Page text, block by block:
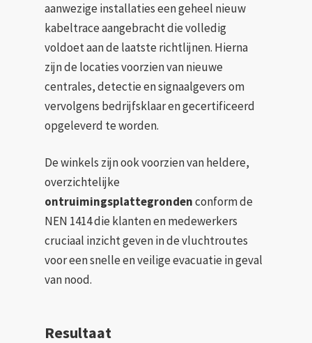
aanwezige installaties een geheel nieuw
kabeltrace aangebracht die volledig
voldoet aan de laatste richtlijnen. Hierna
zijn de locaties voorzien van nieuwe
centrales, detectie en signaalgevers om
vervolgens bedrijfsklaar en gecertificeerd
opgeleverd te worden.
De winkels zijn ook voorzien van heldere,
overzichtelijke
ontruimingsplattegrondenconform de
NEN 1414 die klanten en medewerkers
cruciaal inzicht geven in de vluchtroutes
voor een snelle en veilige evacuatie in geval
van nood.
Resultaat